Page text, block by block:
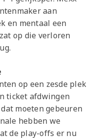
aan
en mentaal een
op die verloren
op een zesde plek
ticket afdwingen
moeten gebeuren
hebben we
de play-offs er nu